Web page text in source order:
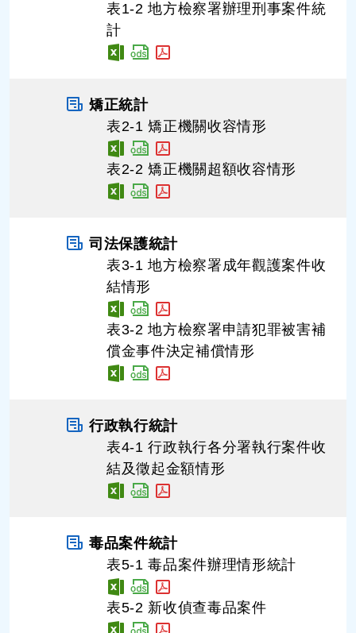
表1-2 地方檢察署辦理刑事案件統
計
矯正統計
表2-1 矯正機關收容情形
表2-2 矯正機關超額收容情形
司法保護統計
表3-1 地方檢察署成年觀護案件收
結情形
表3-2 地方檢察署申請犯罪被害補
償金事件決定補償情形
行政執行統計
表4-1 行政執行各分署執行案件收
結及徵起金額情形
毒品案件統計
表5-1 毒品案件辦理情形統計
表5-2 新收偵查毒品案件